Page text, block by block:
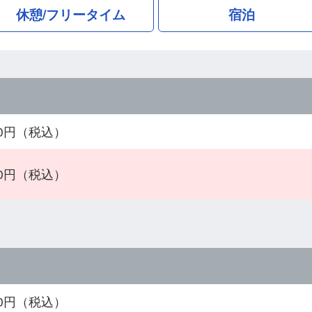
休憩/フリータイム 宿泊
（税込）
（税込）
（税込）